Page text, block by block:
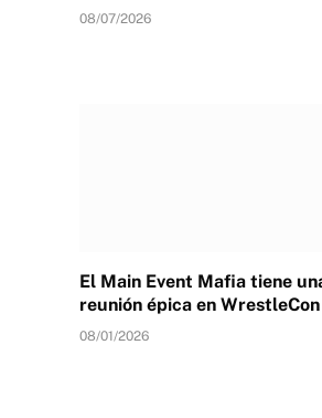
08/07/2026
El Main Event Mafia tiene
reunión épica en WrestleCon
08/01/2026